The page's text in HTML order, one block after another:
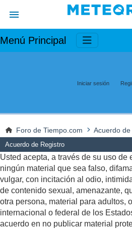
Menú Principal
Iniciar sesión
Foro de Tiempo.com Acuerdo
Acuerdo de Registro
Usted acepta, a través de su uso de
ningún material que sea falso,
vulgar, con incitación al odio,
de contenido sexual, amenazante,
otra persona, material para adultos,
internacional o federal de los
acuerdo en no publicar material